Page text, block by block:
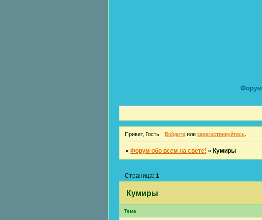
Форум
Привет, Гость! Войдите или зарегистрируйтесь
» Форум обо всем на свете! » Кумиры
Кумиры
Страница: 1
Тема